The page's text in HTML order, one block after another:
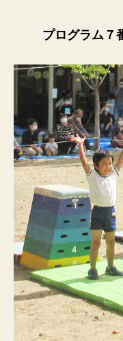
プログラム７